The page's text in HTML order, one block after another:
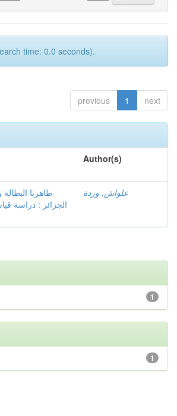
time: 0.0 seconds).
previous 1 next
Author(s)
ظاهرتا
الجزائر : دراسة
علواش, وردة
1
1